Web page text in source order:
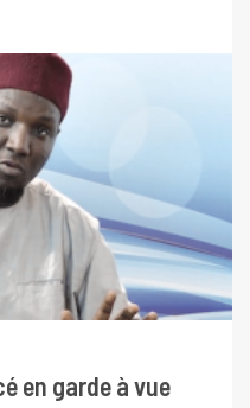
en garde à vue